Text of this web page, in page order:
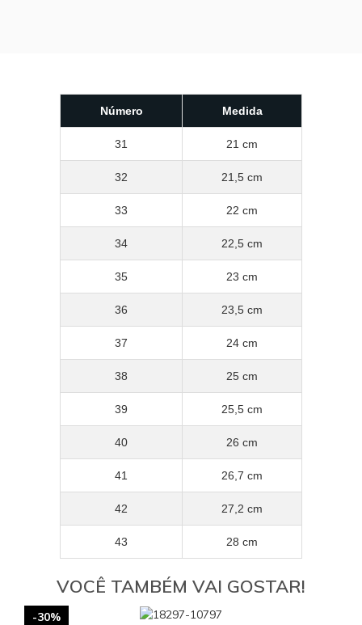
Número Medida
31 21 cm
32 21,5 cm
33 22 cm
34 22,5 cm
35 23 cm
36 23,5 cm
37 24 cm
38 25 cm
39 25,5 cm
40 26 cm
41 26,7 cm
42 27,2 cm
43 28 cm
VOCÊ TAMBÉM VAI GOSTAR!
-30%